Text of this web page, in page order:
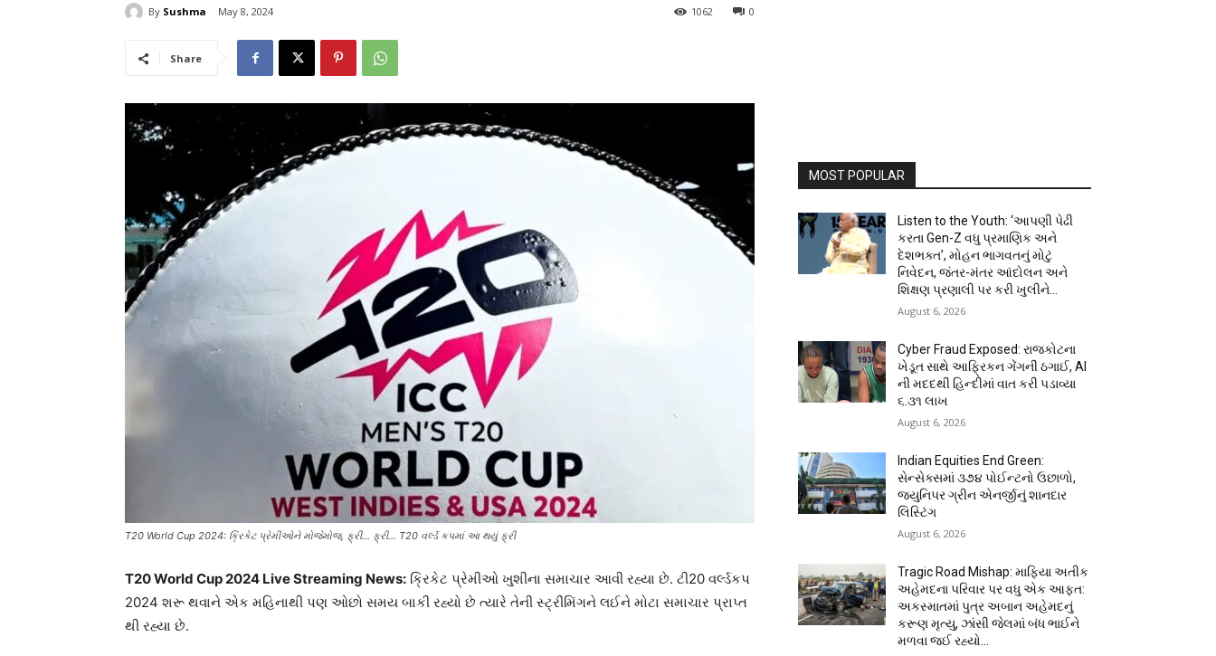
By Sushma May 8, 2024 0
1062
Share
T20 World Cup 2024: ક્રિકેટ પ્રેમીઓને મોજેમોજ, ફ્રી... ફ્રી... T20 વર્લ્ડ કપમાં આ થયું ફ્રી
T20 World Cup 2024 Live Streaming News: ક્રિકેટ પ્રેમીઓ ખુશીના સમાચાર આવી રહ્યા છે. ટી20 વર્લ્ડકપ
2024 શરૂ થવાને એક મહિનાથી પણ ઓછો સમય બાકી રહ્યો છે ત્યારે તેની સ્ટ્રીંમિંગને લઈને મોટા સમાચાર પ્રાપ્ત
થી રહ્યા છે.
MOST POPULAR
Listen to the Youth: ‘આપણી પેઢી
કરતા Gen-Z વધુ પ્રમાણિક અને
દેશભક્ત’, મોહન ભાગવતનું મોટું
નિવેદન, જંતર-મંતર આંદોલન અને
શિક્ષણ પ્રણાલી પર કરી ખુલીને...
August 6, 2026
Cyber Fraud Exposed: રાજકોટના
ખેડૂત સાથે આફ્રિકન ગેંગની ઠગાઈ, AI
ની મદદથી હિન્દીમાં વાત કરી પડાવ્યા
₹૬.૩૧ લાખ
August 6, 2026
Indian Equities End Green:
સેન્સેક્સમાં ૩૭૪ પોઈન્ટનો ઉછાળો,
જ્યુનિપર ગ્રીન એનર્જીનું શાનદાર
લિસ્ટિંગ
August 6, 2026
Tragic Road Mishap: માફિયા અતીક
અહેમદના પરિવાર પર વધુ એક આફત:
અકસ્માતમાં પુત્ર અબાન અહેમદનું
કરૂણ મૃત્યુ, ઝાંસી જેલમાં બંધ ભાઈને
મળવા જઈ રહ્યો...